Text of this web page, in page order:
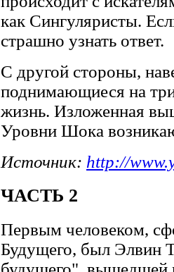
как Сингуляристы.
страшно узнать ответ.
С другой стороны,
поднимающиеся на
жизнь. Изложенная
Уровни Шока
Источник: http://
ЧАСТЬ 2
Первым человеком,
Будущего, был Элвин